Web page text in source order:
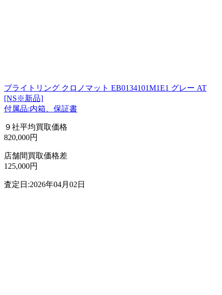
ブライトリング クロノマット EB0134101M1E1 グレー AT
[NS※新品]
付属品:内箱、保証書
９社平均買取価格
820,000円
店舗間買取価格差
125,000円
査定日:2026年04月02日